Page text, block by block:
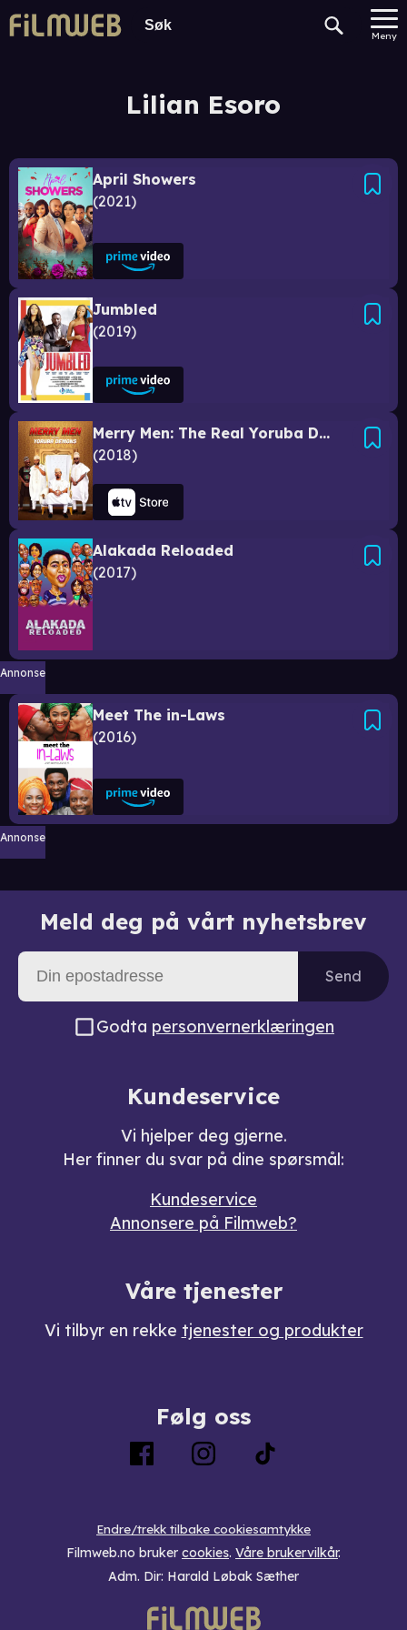
Meny
Lilian Esoro
April Showers
2021
Jumbled
2019
Merry Men: The Real Yoruba Demons
2018
Alakada Reloaded
2017
Annonse
Meet The in-Laws
2016
Annonse
Meld deg på vårt nyhetsbrev
Send
Godta personvernerklæringen
Kundeservice
Vi hjelper deg gjerne.
Her finner du svar på dine spørsmål:
Kundeservice
Annonsere på Filmweb?
Våre tjenester
Vi tilbyr en rekke tjenester og produkter
Følg oss
Endre/trekk tilbake cookiesamtykke
Filmweb.no bruker cookies. Våre brukervilkår.
Adm. Dir: Harald Løbak Sæther